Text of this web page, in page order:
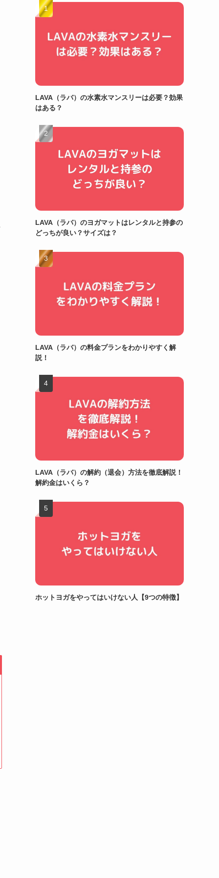
LAVA（ラバ）の水素水マンスリーは必要？効果
はある？
LAVA（ラバ）のヨガマットはレンタルと持参の
どっちが良い？サイズは？
LAVA（ラバ）の料金プランをわかりやすく解
説！
LAVA（ラバ）の解約（退会）方法を徹底解説！
解約金はいくら？
ホットヨガをやってはいけない人【9つの特徴】